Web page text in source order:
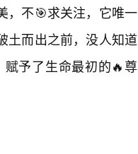
，不🎯求关注，它唯一
土而出之前，没人知道
予了生命最初的🔥尊